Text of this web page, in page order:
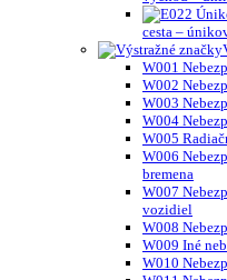
cesta –
W001
W002
W003
W004
W005
W006
bremena
W007
vozidiel
W008
W009 Iné
W010